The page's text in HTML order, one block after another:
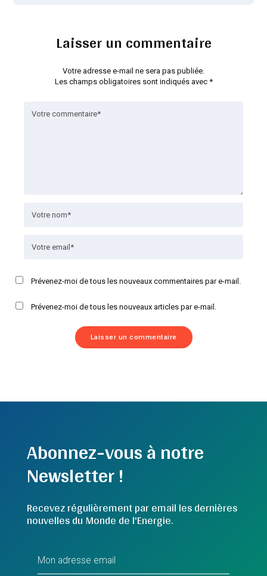
Laisser un commentaire
Votre adresse e-mail ne sera pas publiée.
Les champs obligatoires sont indiqués avec *
Prévenez-moi de tous les nouveaux commentaires par e-mail.
Prévenez-moi de tous les nouveaux articles par e-mail.
Abonnez-vous à notre
Newsletter !
Recevez régulièrement par email les dernières
nouvelles du Monde de l'Energie.